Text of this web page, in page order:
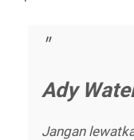
Ady
Jangan